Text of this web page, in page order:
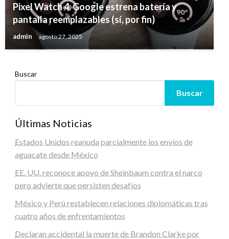
Pixel Watch 4: Google estrena batería y
pantalla reemplazables (sí, por fin)
admin agosto 27, 2025
Buscar
Buscar
Últimas Noticias
Estados Unidos reanuda parcialmente los envíos de
aguacate desde México
EE. UU. reconoce apoyo de Sheinbaum contra el narco
pero advierte que persisten desafíos
México y Perú restablecen relaciones diplomáticas tras
cuatro años de enfrentamientos
Declaran accidental la muerte de Brandon Clarke por